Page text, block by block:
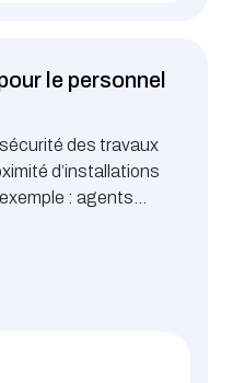
le personnel
des travaux
d’installations
: agents
sécurité, etc ...